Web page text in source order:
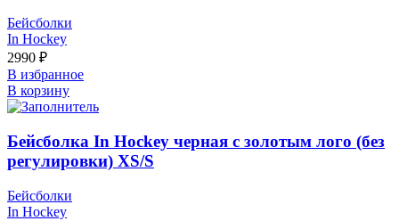
Бейсболки
In Hockey
2990 ₽
В избранное
В корзину
Бейсболка In Hockey черная с золотым лого (без
регулировки) XS/S
Бейсболки
In Hockey